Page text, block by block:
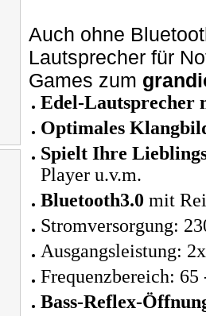
Auch ohne
Lautsprecher für
Games zum
Edel-Lautsprecher
Optimales
Spielt Ihre
Player u.v.m.
Bluetooth3.0 mit
Stromversorgung:
Ausgangsleistung:
Frequenzbereich: 65
Bass-Reflex-